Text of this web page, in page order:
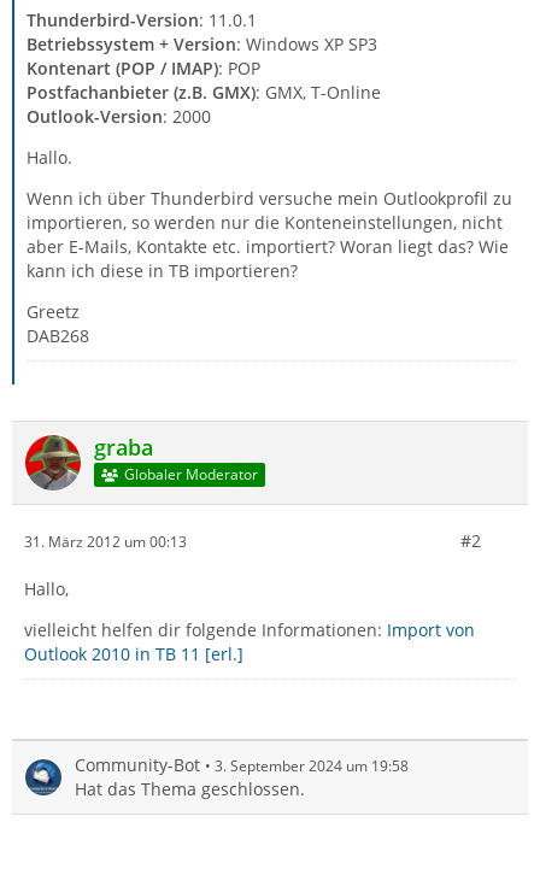
Thunderbird-Version: 11.0.1
Betriebssystem + Version: Windows XP SP3
Kontenart (POP / IMAP): POP
Postfachanbieter (z.B. GMX): GMX, T-Online
Outlook-Version: 2000
Hallo.
Wenn ich über Thunderbird versuche mein Outlookprofil zu
importieren, so werden nur die Konteneinstellungen, nicht
aber E-Mails, Kontakte etc. importiert? Woran liegt das? Wie
kann ich diese in TB importieren?
Greetz
DAB268
graba
Globaler Moderator
31. März 2012 um 00:13 #2
Hallo,
vielleicht helfen dir folgende Informationen: Import von
Outlook 2010 in TB 11 [erl.]
Community-Bot 3. September 2024 um 19:58
Hat das Thema geschlossen.